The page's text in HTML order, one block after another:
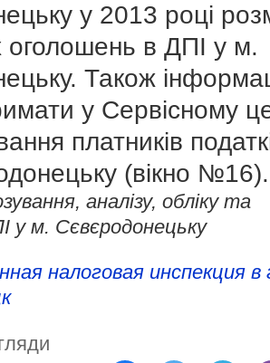
у 2013 році
оголошень в ДПІ у м.
Також
у Сервісному
платників
(вікно №16).
аналізу, обліку та
у м. Сєвєродонецьку
налоговая инспекция в